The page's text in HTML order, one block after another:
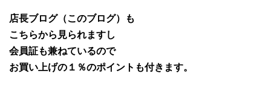
店長ブログ（このブログ）も
こちらから見られますし
会員証も兼ねているので
お買い上げの１％のポイントも付きます。